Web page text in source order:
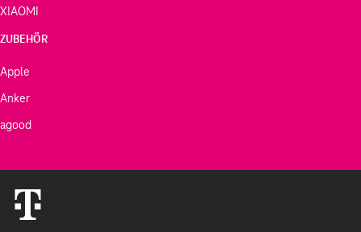
XIAOMI
ZUBEHÖR
Apple
Anker
agood